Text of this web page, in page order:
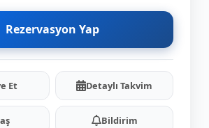
Rezervasyon Yap
Et Detaylı Takvim
Bildirim